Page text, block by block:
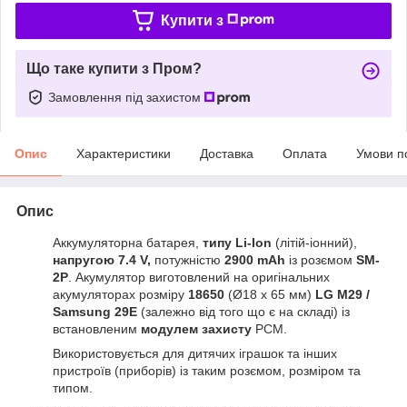
Купити з
Що таке купити з Пром?
Замовлення під захистом
Опис Характеристики Доставка Оплата Умови
Опис
Аккумуляторна батарея, типу Li-Ion (літій-іонний),
напругою 7.4 V, потужністю 2900 mAh із розємом SM-
2P . Акумулятор виготовлений на оригінальних
акумуляторах розміру 18650 (Ø18 x 65 мм) LG M29 /
Samsung 29E (залежно від того що є на складі) із
встановленим модулем захисту PCM.
Використовується для дитячих іграшок та інших
пристроїв (приборів) із таким розємом, розміром та
типом.